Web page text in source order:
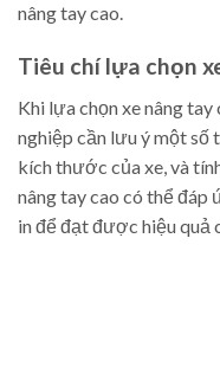
nâng tay cao.
Tiêu chí lựa chọn
Khi lựa chọn xe nâng
nghiệp cần lưu ý một số
kích thước của xe, và
nâng tay cao có thể
in để đạt được hiệu quả